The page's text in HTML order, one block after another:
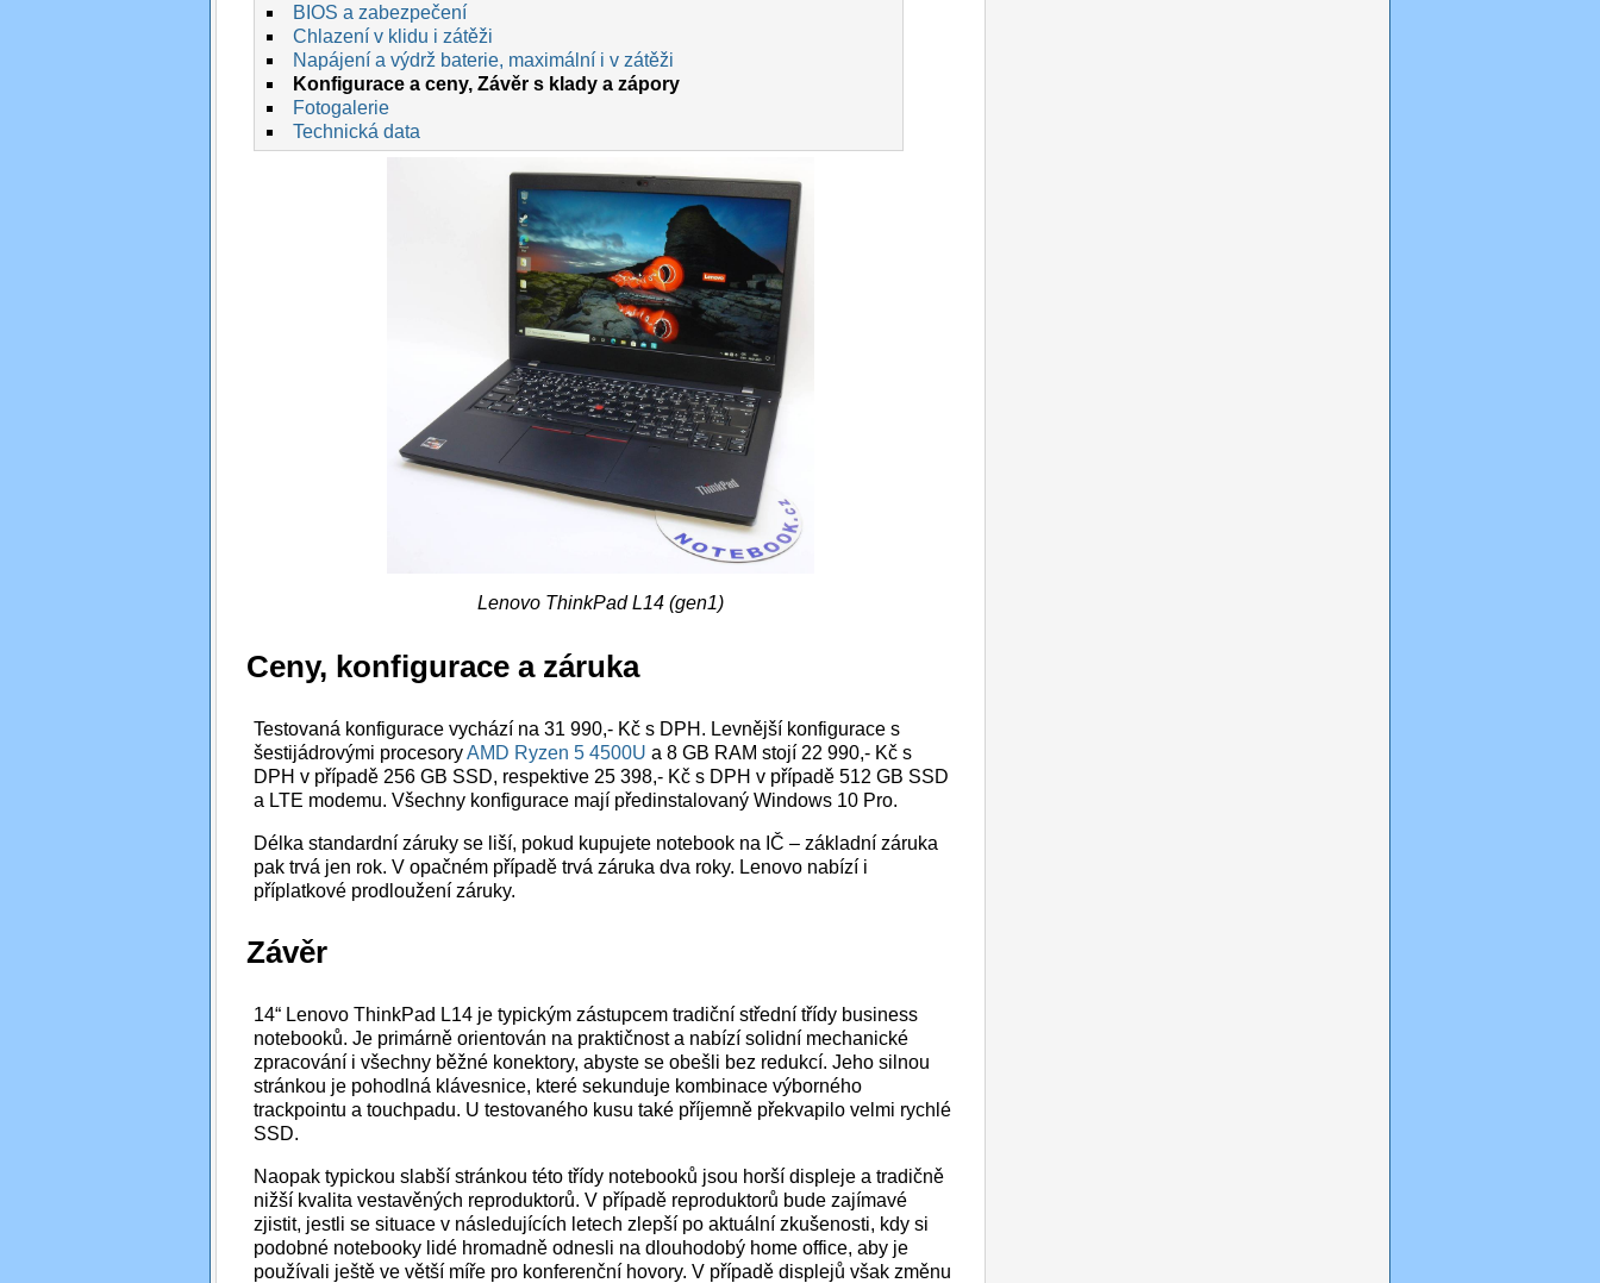
BIOS a zabezpečení
Chlazení v klidu i zátěži
Napájení a výdrž baterie, maximální i v zátěži
Konfigurace a ceny, Závěr s klady a zápory
Fotogalerie
Technická data
Lenovo ThinkPad L14 (gen1)
Ceny, konfigurace a záruka
Testovaná konfigurace vychází na 31 990,- Kč s DPH. Levnější konfigurace s
šestijádrovými procesoryAMD Ryzen 5 4500U a 8 GB RAM stojí 22 990,- Kč s
DPH v případě 256 GB SSD, respektive 25 398,- Kč s DPH v případě 512 GB SSD
a LTE modemu. Všechny konfigurace mají předinstalovaný Windows 10 Pro.
Délka standardní záruky se liší, pokud kupujete notebook na IČ – základní záruka
pak trvá jen rok. V opačném případě trvá záruka dva roky. Lenovo nabízí i
příplatkové prodloužení záruky.
Závěr
14“ Lenovo ThinkPad L14 je typickým zástupcem tradiční střední třídy business
notebooků. Je primárně orientován na praktičnost a nabízí solidní mechanické
zpracování i všechny běžné konektory, abyste se obešli bez redukcí. Jeho silnou
stránkou je pohodlná klávesnice, které sekunduje kombinace výborného
trackpointu a touchpadu. U testovaného kusu také příjemně překvapilo velmi rychlé
SSD.
Naopak typickou slabší stránkou této třídy notebooků jsou horší displeje a tradičně
nižší kvalita vestavěných reproduktorů. V případě reproduktorů bude zajímavé
zjistit, jestli se situace v následujících letech zlepší po aktuální zkušenosti, kdy si
podobné notebooky lidé hromadně odnesli na dlouhodobý home office, aby je
používali ještě ve větší míře pro konferenční hovory. V případě displejů však změnu